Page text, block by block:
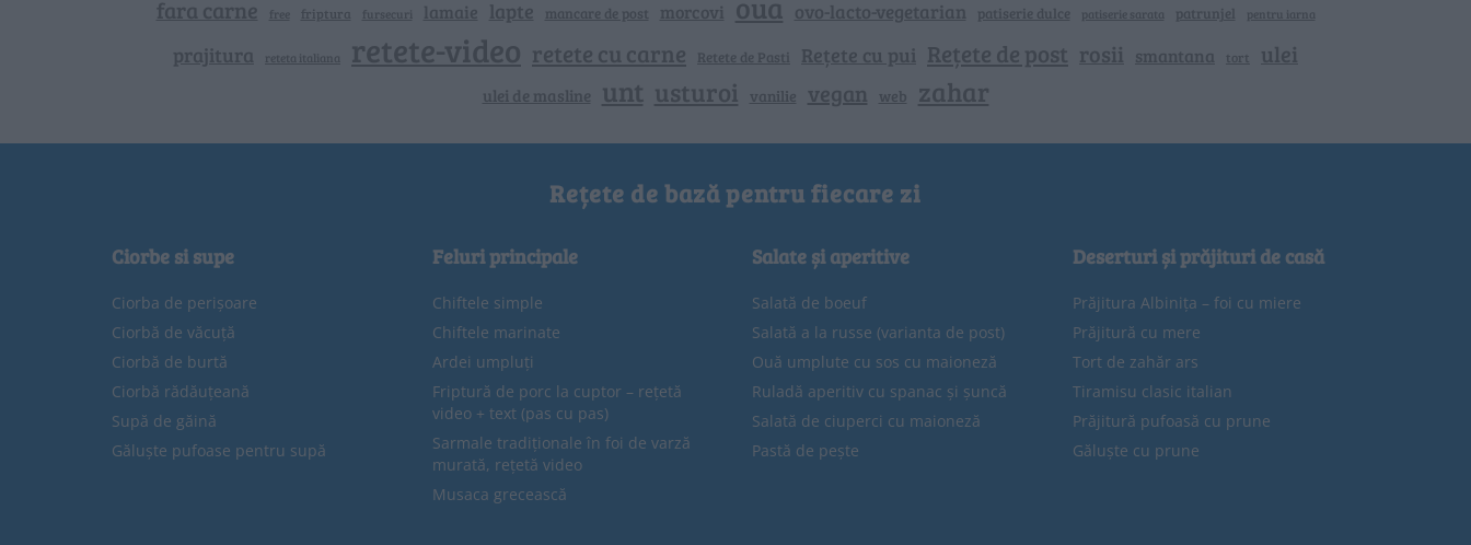
fara carne free friptura fursecuri lamaie lapte mancare de post morcovi ovo-lacto-vegetarian patiserie dulce patiserie sarata patrunjel pentru iarna
prajitura reteta italiana retete-video retete cu carne Retete de Pasti Rețete cu pui Rețete de post rosii smantana tort ulei
ulei de masline unt usturoi vanilie vegan web zahar
Rețete de bază pentru fiecare zi
Ciorbe si supe
Ciorba de perișoare
Ciorbă de văcuță
Ciorbă de burtă
Ciorbă rădăuțeană
Supă de găină
Găluște pufoase pentru supă
Feluri principale
Chiftele simple
Chiftele marinate
Ardei umpluți
Friptură de porc la cuptor – rețetă
video + text (pas cu pas)
Sarmale tradiționale în foi de varză
murată, rețetă video
Musaca grecească
Salate și aperitive
Salată de boeuf
Salată a la russe (varianta de post)
Ouă umplute cu sos cu maioneză
Ruladă aperitiv cu spanac și șuncă
Salată de ciuperci cu maioneză
Pastă de pește
Deserturi și prăjituri de casă
Prăjitura Albinița – foi cu miere
Prăjitură cu mere
Tort de zahăr ars
Tiramisu clasic italian
Prăjitură pufoasă cu prune
Găluște cu prune